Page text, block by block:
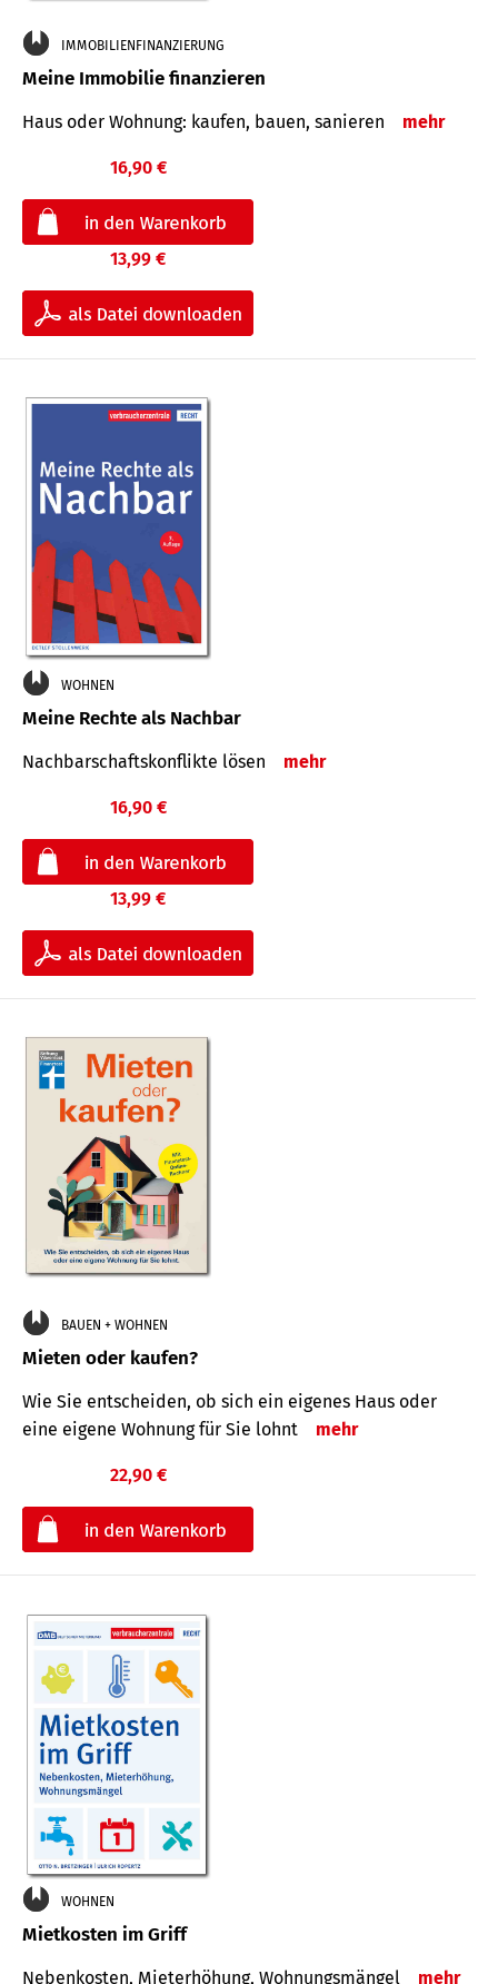
IMMOBILIENFINANZIERUNG
Meine Immobilie finanzieren
Haus oder Wohnung: kaufen, bauen, sanieren mehr
16,90 €
13,99 €
WOHNEN
Meine Rechte als Nachbar
Nach­bar­schafts­konflikte lösen mehr
16,90 €
13,99 €
BAUEN + WOHNEN
Mieten oder kaufen?
Wie Sie entscheiden, ob sich ein eigenes Haus oder
eine eigene Wohnung für Sie lohnt
mehr
22,90 €
WOHNEN
Mietkosten im Griff
Nebenkosten, Mieterhöhung, Wohnungsmängel mehr